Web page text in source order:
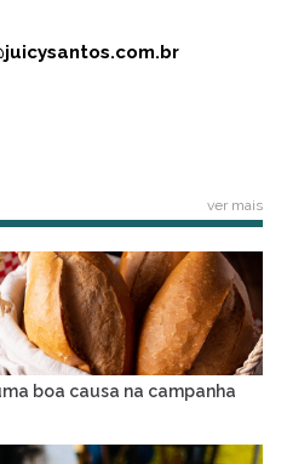
ver mais
boa causa na campanha